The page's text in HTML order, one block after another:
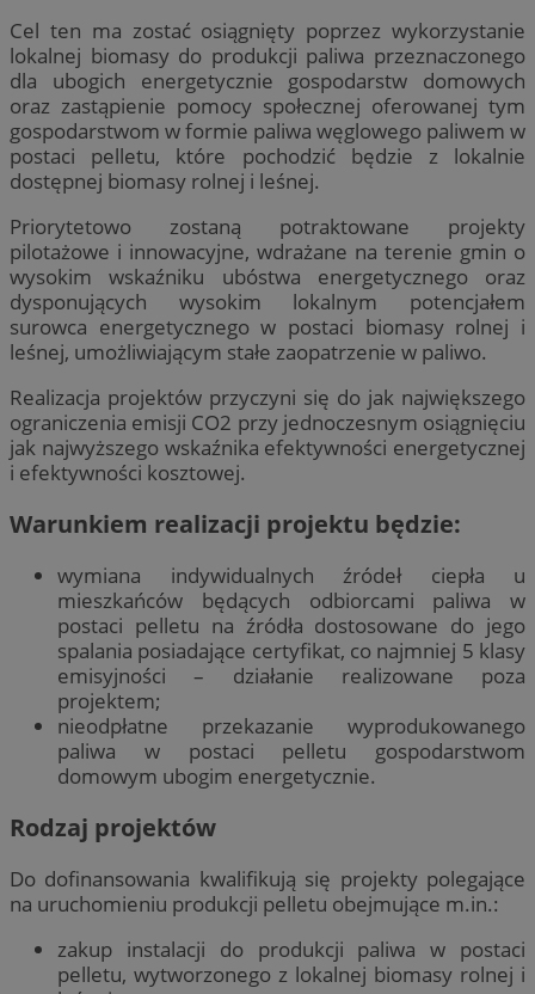
Cel ten ma zostać osiągnięty poprzez wykorzystanie
lokalnej biomasy do produkcji paliwa przeznaczonego
dla ubogich energetycznie gospodarstw domowych
oraz zastąpienie pomocy społecznej oferowanej tym
gospodarstwom w formie paliwa węglowego paliwem w
postaci pelletu, które pochodzić będzie z lokalnie
dostępnej biomasy rolnej i leśnej.
Priorytetowo zostaną potraktowane projekty
pilotażowe i innowacyjne, wdrażane na terenie gmin o
wysokim wskaźniku ubóstwa energetycznego oraz
dysponujących wysokim lokalnym potencjałem
surowca energetycznego w postaci biomasy rolnej i
leśnej, umożliwiającym stałe zaopatrzenie w paliwo.
Realizacja projektów przyczyni się do jak największego
ograniczenia emisji CO2 przy jednoczesnym osiągnięciu
jak najwyższego wskaźnika efektywności energetycznej
i efektywności kosztowej.
Warunkiem realizacji projektu będzie:
wymiana indywidualnych źródeł ciepła u
mieszkańców będących odbiorcami paliwa w
postaci pelletu na źródła dostosowane do jego
spalania posiadające certyfikat, co najmniej 5 klasy
emisyjności – działanie realizowane poza
projektem;
nieodpłatne przekazanie wyprodukowanego
paliwa w postaci pelletu gospodarstwom
domowym ubogim energetycznie.
Rodzaj projektów
Do dofinansowania kwalifikują się projekty polegające
na uruchomieniu produkcji pelletu obejmujące m.in.:
zakup instalacji do produkcji paliwa w postaci
pelletu, wytworzonego z lokalnej biomasy rolnej i